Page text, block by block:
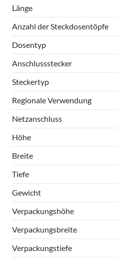
Länge
Anzahl der Steckdosentöpfe
Dosentyp
Anschlussstecker
Steckertyp
Regionale Verwendung
Netzanschluss
Höhe
Breite
Tiefe
Gewicht
Verpackungshöhe
Verpackungsbreite
Verpackungstiefe